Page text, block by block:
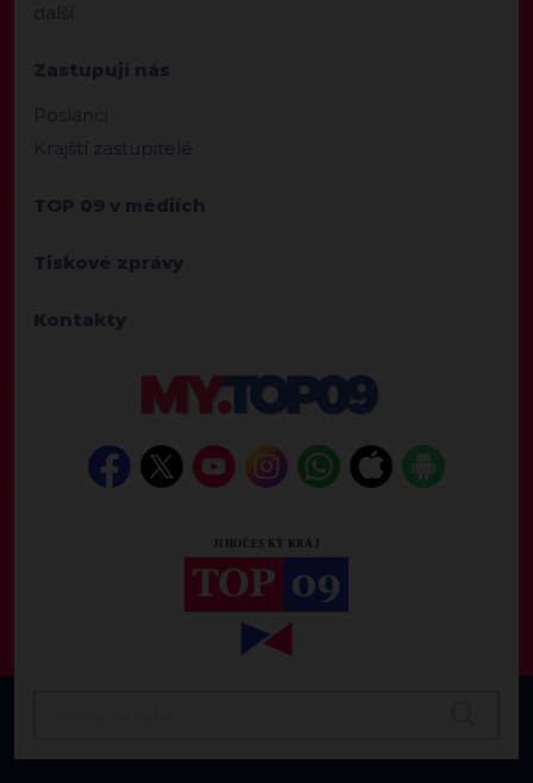
další
Zastupují nás
Poslanci
Krajští zastupitelé
TOP 09 v médiích
Tiskové zprávy
Kontakty